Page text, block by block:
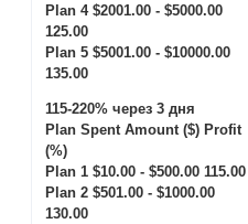
Plan 4 $2001.00 - $5000.00
125.00
Plan 5 $5001.00 - $10000.00
135.00
115-220% через 3 дня
Plan Spent Amount ($) Profit
(%)
Plan 1 $10.00 - $500.00 115.00
Plan 2 $501.00 - $1000.00
130.00